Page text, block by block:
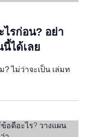
ไรก่อน? อย่า
ได้เลย
ไม่ว่าจะเป็น เล่มท